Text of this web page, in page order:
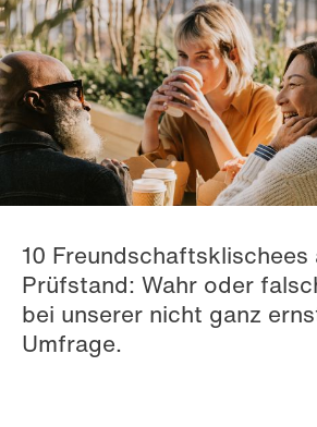
10 Freundschaftsklischees
Prüfstand: Wahr oder
bei unserer nicht ganz
Umfrage.